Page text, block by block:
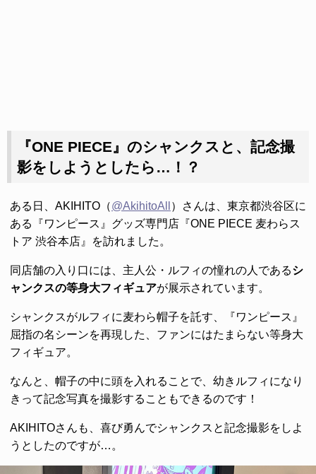
『ONE PIECE』のシャンクスと、記念撮
影をしようとしたら…！？
ある日、AKIHITO（@AkihitoAll
）さんは、東京都渋谷区に
ある『ワンピース』グッズ専門店『ONE PIECE 麦わらス
トア 渋谷本店』を訪れました。
同店舗の入り口には、主人公・ルフィの憧れの人であるシ
ャンクスの等身大フィギュアが展示されています。
シャンクスがルフィに麦わら帽子を託す、『ワンピース』
屈指の名シーンを再現した、ファンにはたまらない等身大
フィギュア。
なんと、帽子の中に頭を入れることで、幼きルフィになり
きって記念写真を撮影することもできるのです！
AKIHITOさんも、喜び勇んでシャンクスと記念撮影をしよ
うとしたのですが…。